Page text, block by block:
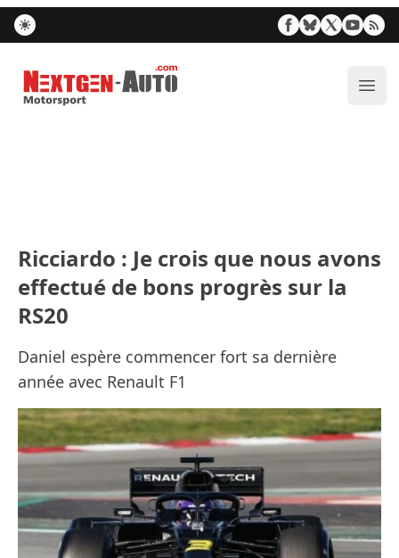
Nextgen-Auto.com
Ricciardo : Je crois que nous avons
effectué de bons progrès sur la
RS20
Daniel espère commencer fort sa dernière
année avec Renault F1